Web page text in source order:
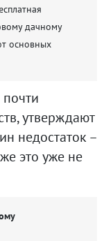
дачному
основных
утверждают
недостаток –
это уже не